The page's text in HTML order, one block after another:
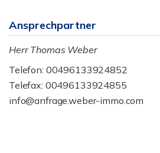
Ansprechpartner
Herr Thomas Weber
Telefon: 00496133924852
Telefax: 00496133924855
info@anfrage.weber-immo.com